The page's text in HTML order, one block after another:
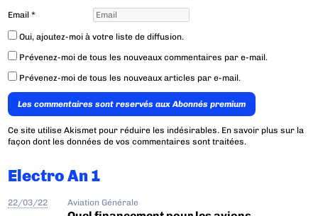
Email*
Oui, ajoutez-moi à votre liste de diffusion.
Prévenez-moi de tous les nouveaux commentaires par e-mail.
Prévenez-moi de tous les nouveaux articles par e-mail.
Les commentaires sont reservés aux Abonnés premium
Ce site utilise Akismet pour réduire les indésirables. En savoir plus sur la
façon dont les données de vos commentaires sont traitées.
Electro An 1
22/03/22 Aviation Générale